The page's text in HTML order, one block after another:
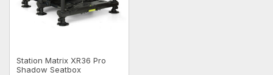
Station Matrix XR36 Pro
Shadow Seatbox